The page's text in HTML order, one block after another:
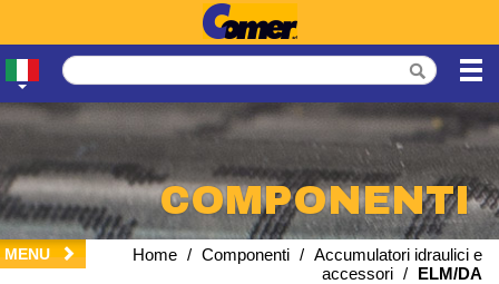
COMPONENTI
MENU Home / Componenti / Accumulatori idraulici e
accessori / ELM/DA